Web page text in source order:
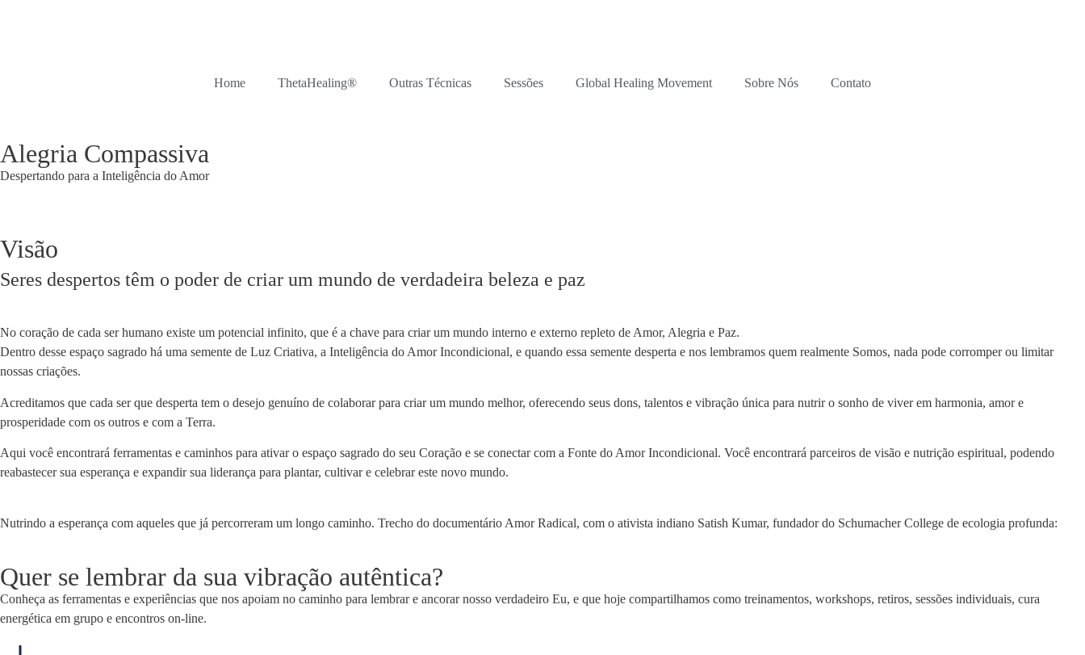
Home ThetaHealing® Outras Técnicas Sessões Global Healing Movement Sobre Nós Contato
Alegria Compassiva
Despertando para a Inteligência do Amor
Visão
Seres despertos têm o poder de criar um mundo de verdadeira beleza e paz
No coração de cada ser humano existe um potencial infinito, que é a chave para criar um mundo interno e externo repleto de Amor, Alegria e Paz.
Dentro desse espaço sagrado há uma semente de Luz Criativa, a Inteligência do Amor Incondicional, e quando essa semente desperta e nos lembramos quem realmente Somos, nada pode corromper ou limitar
nossas criações.
Acreditamos que cada ser que desperta tem o desejo genuíno de colaborar para criar um mundo melhor, oferecendo seus dons, talentos e vibração única para nutrir o sonho de viver em harmonia, amor e
prosperidade com os outros e com a Terra.
Aqui você encontrará ferramentas e caminhos para ativar o espaço sagrado do seu Coração e se conectar com a Fonte do Amor Incondicional. Você encontrará parceiros de visão e nutrição espiritual, podendo
reabastecer sua esperança e expandir sua liderança para plantar, cultivar e celebrar este novo mundo.
Nutrindo a esperança com aqueles que já percorreram um longo caminho. Trecho do documentário Amor Radical, com o ativista indiano Satish Kumar, fundador do Schumacher College de ecologia profunda:
Quer se lembrar da sua vibração autêntica?
Conheça as ferramentas e experiências que nos apoiam no caminho para lembrar e ancorar nosso verdadeiro Eu, e que hoje compartilhamos como treinamentos, workshops, retiros, sessões individuais, cura
energética em grupo e encontros on-line.